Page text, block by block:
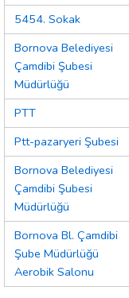
5454. Sokak
Bornova Belediyesi
Çamdibi Şubesi
Müdürlüğü
PTT
Ptt-pazaryeri Şubesi
Bornova Belediyesi
Çamdibi Şubesi
Müdürlüğü
Bornova Bl. Çamdibi
Şube Müdürlüğü
Aerobik Salonu